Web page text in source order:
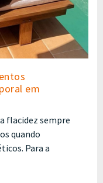
em
flacidez sempre
quando
Para a